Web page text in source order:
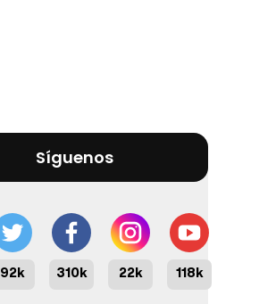
Síguenos
92k 310k 22k 118k